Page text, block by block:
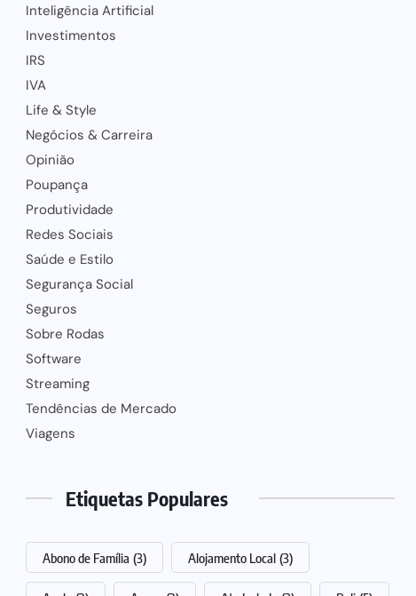
Inteligência Artificial
Investimentos
IRS
IVA
Life & Style
Negócios & Carreira
Opinião
Poupança
Produtividade
Redes Sociais
Saúde e Estilo
Segurança Social
Seguros
Sobre Rodas
Software
Streaming
Tendências de Mercado
Viagens
Etiquetas Populares
Abono de Família (3) Alojamento Local (3)